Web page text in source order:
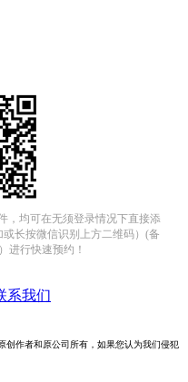
，均可在无须登录情况下直接添
长按微信识别上方二维码）(备
进行快速预约！
系我们
创作者和原公司所有，如果您认为我们侵犯